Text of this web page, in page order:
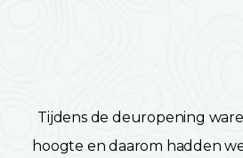
Tijdens de deuropening
hoogte en daarom hadden